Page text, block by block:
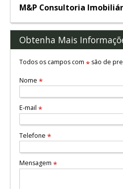
M&P Consultoria
Obtenha Mais
Todos os campos com *são de
Nome *
E-mail *
Telefone *
Mensagem *